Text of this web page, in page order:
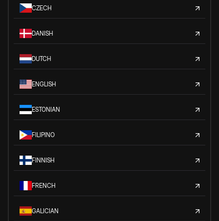
CZECH
DANISH
DUTCH
ENGLISH
ESTONIAN
FILIPINO
FINNISH
FRENCH
GALICIAN